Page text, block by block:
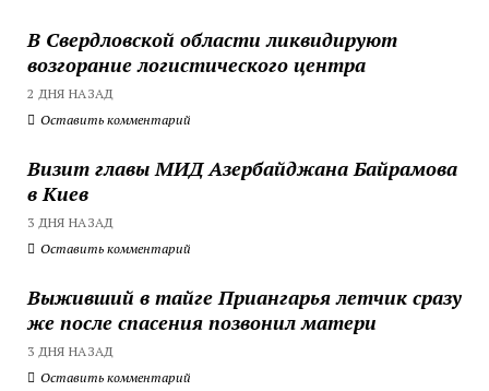
В Свердловской области ликвидируют
возгорание логистического центра
2 ДНЯ НАЗАД
Оставить комментарий
Визит главы МИД Азербайджана Байрамова
в Киев
3 ДНЯ НАЗАД
Оставить комментарий
Выживший в тайге Приангарья летчик сразу
же после спасения позвонил матери
3 ДНЯ НАЗАД
Оставить комментарий